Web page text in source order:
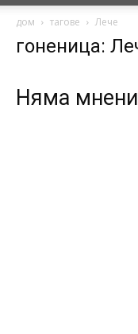
дом тагове Лече
гоненица:
Няма